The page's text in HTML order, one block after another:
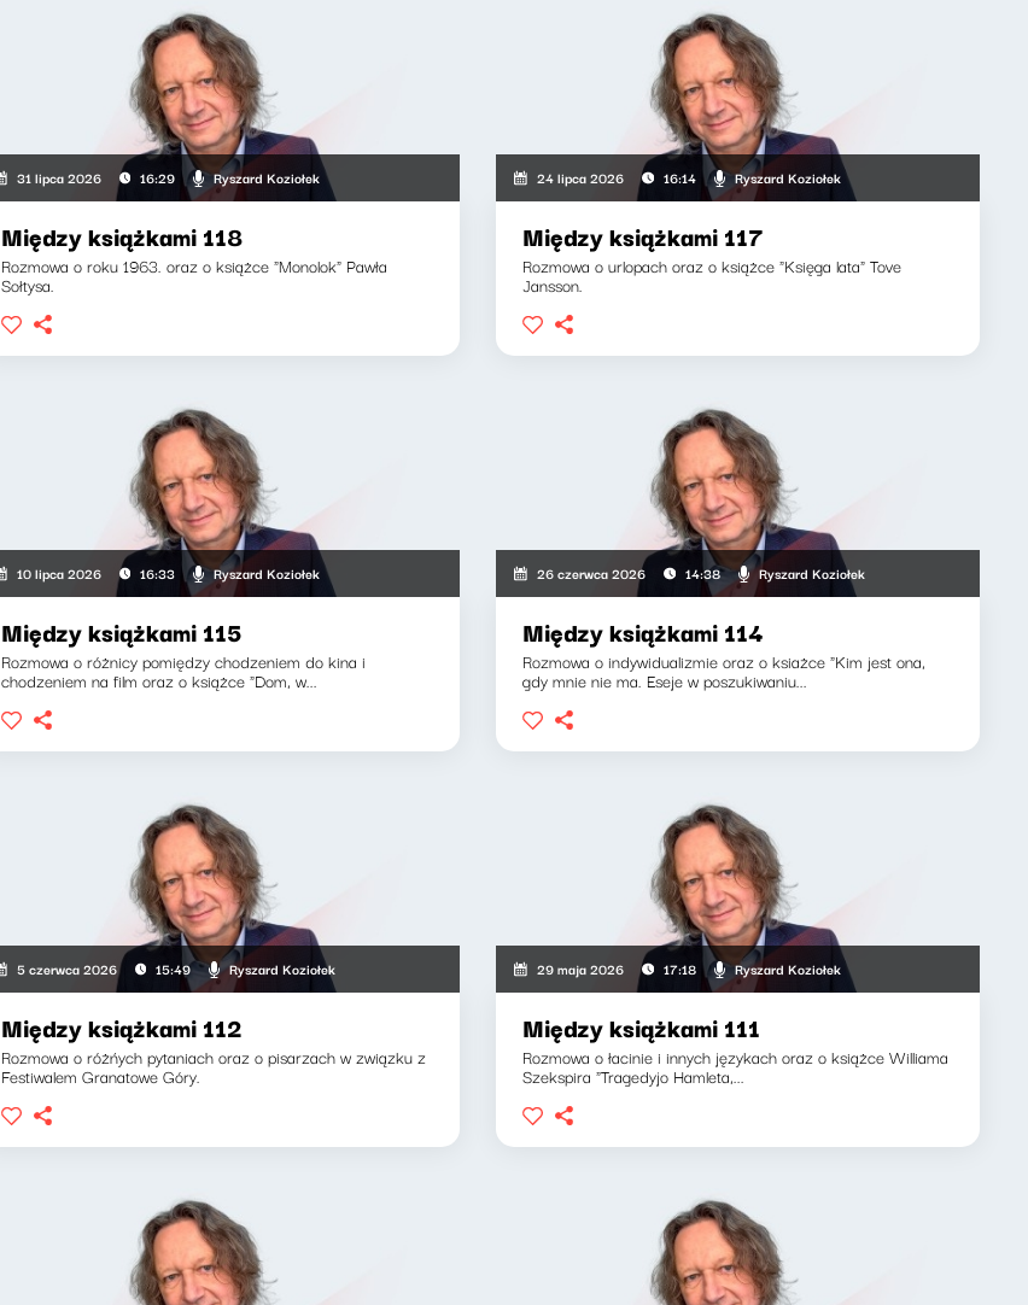
31 lipca 2026 16:29 Ryszard Koziołek
Między książkami 118
Rozmowa o roku 1963. oraz o książce "Monolok" Pawła
Sołtysa.
24 lipca 2026 16:14 Ryszard Koziołek
Między książkami 117
Rozmowa o urlopach oraz o książce "Księga lata" Tove
Jansson.
10 lipca 2026 16:33 Ryszard Koziołek
Między książkami 115
Rozmowa o różnicy pomiędzy chodzeniem do kina i
chodzeniem na film oraz o książce "Dom, w...
26 czerwca 2026 14:38 Ryszard Koziołek
Między książkami 114
Rozmowa o indywidualizmie oraz o ksiażce "Kim jest ona,
gdy mnie nie ma. Eseje w poszukiwaniu...
5 czerwca 2026 15:49 Ryszard Koziołek
Między książkami 112
Rozmowa o różńych pytaniach oraz o pisarzach w związku z
Festiwalem Granatowe Góry.
29 maja 2026 17:18 Ryszard Koziołek
Między książkami 111
Rozmowa o łacinie i innych językach oraz o książce Williama
Szekspira "Tragedyjo Hamleta,...